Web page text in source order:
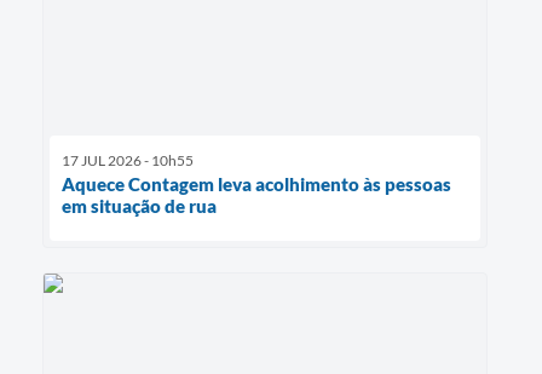
17 JUL 2026 - 10h55
Aquece Contagem leva acolhimento às pessoas
em situação de rua